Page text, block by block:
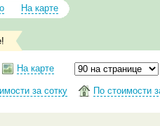
На карте
На карте
за сотку По стоимости